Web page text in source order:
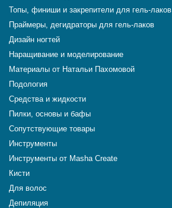
Топы, финиши и закрепители для гель-лаков
Праймеры, дегидраторы для гель-лаков
Дизайн ногтей
Наращивание и моделирование
Материалы от Натальи Пахомовой
Подология
Средства и жидкости
Пилки, основы и бафы
Сопутствующие товары
Инструменты
Инструменты от Masha Create
Кисти
Для волос
Депиляция